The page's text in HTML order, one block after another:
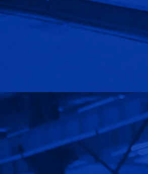
سوله ورزشی
پوشش سقف سوله
سوله سازی
پوشش بدنه سوله
شناخت انواع سوله
حریم خصوصی کاربران